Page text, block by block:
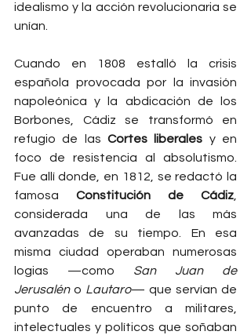
idealismo y la acción revolucionaria se
unían.
Cuando en 1808 estalló la crisis
española provocada por la invasión
napoleónica y la abdicación de los
Borbones, Cádiz se transformó en
refugio de las Cortes liberales y en
foco de resistencia al absolutismo.
Fue allí donde, en 1812, se redactó la
famosa Constitución de Cádiz
considerada una de las más
avanzadas de su tiempo. En esa
misma ciudad operaban numerosas
logias —como San Juan de
Jerusalén o Lautaro— que servían de
punto de encuentro a militares,
intelectuales y políticos que soñaban